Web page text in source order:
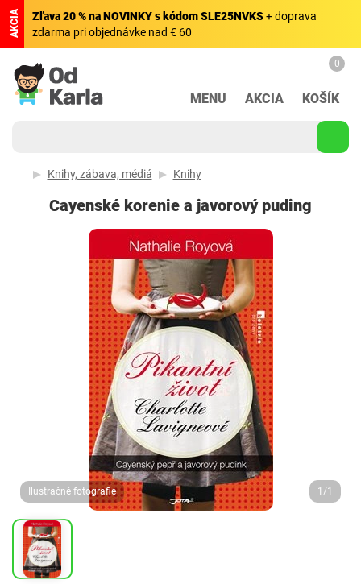
AKCIA Zľava 20 % na NOVINKY s kódom SLE25NVKS+ doprava
zdarma pri objednávke nad € 60
MENU AKCIA
0
KOŠÍK
Knihy, zábava, médiá Knihy
Cayenské korenie a javorový puding
Ilustračné fotografie 1/1